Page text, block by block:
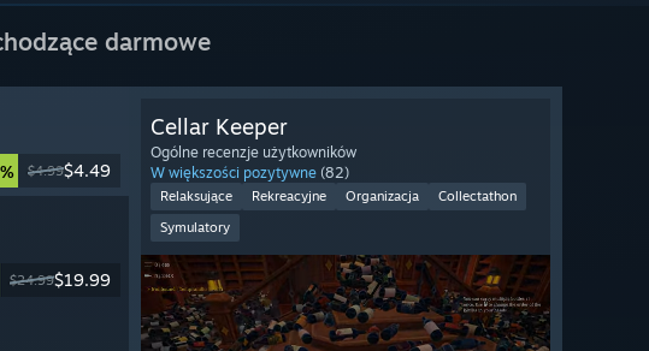
darmowe
$4.99$4.49
$24.99$19.99
Cellar Keeper
Ogólne recenzje użytkowników
W większości pozytywne (82)
Relaksujące Rekreacyjne Organizacja
Collectathon
Symulatory